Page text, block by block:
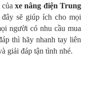
củaxe nâng điện Trung
sẽ giúp ích cho mọi
người có nhu cầu mua
thì hãy nhanh tay liên
giải đáp tận tình nhé.